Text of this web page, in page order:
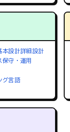
本設計詳細設計
保守・運用
グ言語